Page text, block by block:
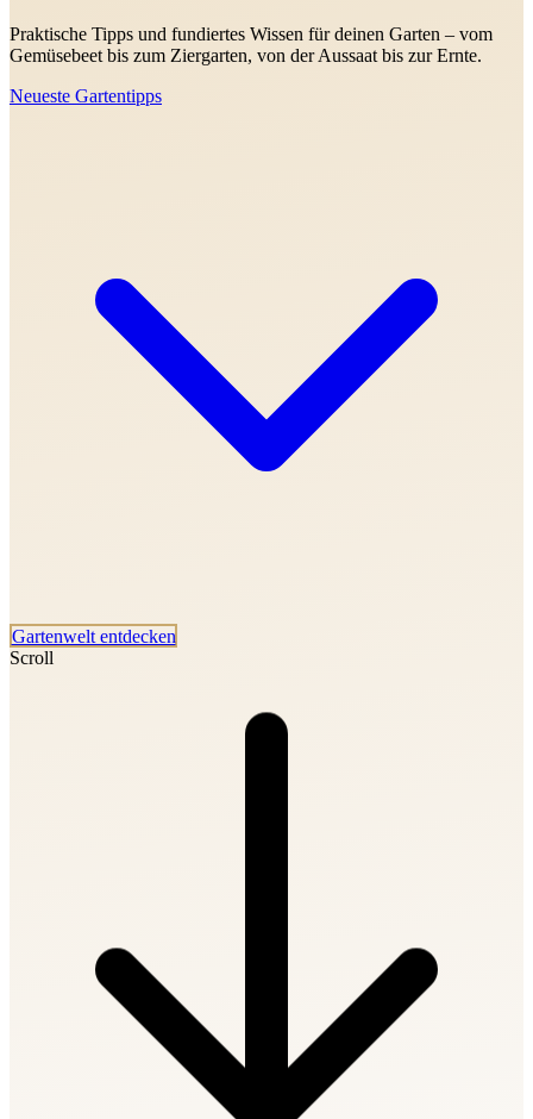
Praktische Tipps und fundiertes Wissen für deinen Garten – vom
Gemüsebeet bis zum Ziergarten, von der Aussaat bis zur Ernte.
Neueste Gartentipps
Gartenwelt entdecken
Scroll